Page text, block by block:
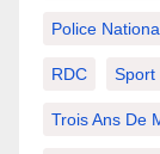
Police
RDC Sport
Trois Ans De